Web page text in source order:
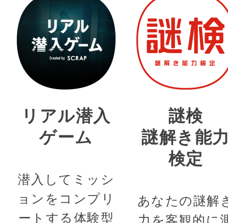
リアル潜入
ゲーム
潜入してミッシ
ョンをコンプリ
ートする体験型
謎検
謎解き能
検定
あなたの謎解